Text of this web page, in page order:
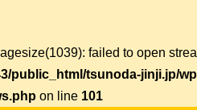
failed to open
public_html/tsunoda-jinji.jp/
on line 101